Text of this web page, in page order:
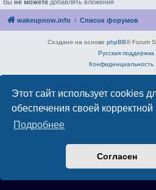
Этот сайт использует cookies
обеспечения своей
Подробнее
Согласен
Вы не можете добавлять вложения
wakeupnow.info Список форумов
Создано на основе phpBB® Forum
Русская поддержка
Конфиденциальность|